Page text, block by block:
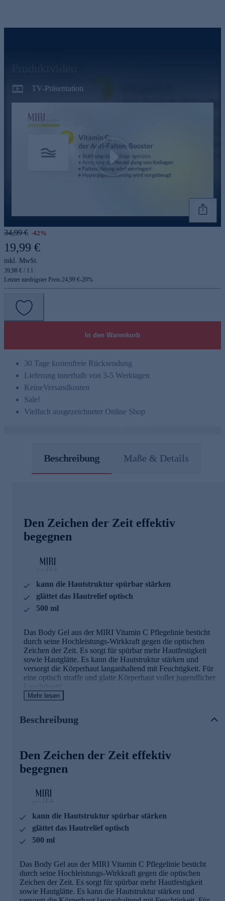
TV-Präsentation
Play
34,99 € -42%
19,99 €
inkl. MwSt.
39,98 € / 1 l
Letzter niedrigster Preis:24,99 €-20%
In den Warenkorb
30 Tage kostenfreie Rücksendung
Lieferung innerhalb von 3-5 Werktagen
KeineVersandkosten
Sale!
Vielfach ausgezeichneter Online Shop
Beschreibung Maße & Details
Den Zeichen der Zeit effektiv
begegnen
kann die Hautstruktur spürbar stärken
glättet das Hautrelief optisch
500 ml
Das Body Gel aus der MIRI Vitamin C Pflegelinie besticht
durch seine Hochleistungs-Wirkkraft gegen die optischen
Zeichen der Zeit. Es sorgt für spürbar mehr Hautfestigkeit
sowie Hautglätte. Es kann die Hautstruktur stärken und
versorgt die Körperhaut langanhaltend mit Feuchtigkeit. Für
eine optisch straffe und glatte Körperhaut voller jugendlicher
Leuchtkraft!
Der Hauptwirkstoff Nocturshape reduziert die
Dadurch sorgt es für spürbar mehr Hautfestigkeit. Das
Hautstruktur gestärkt!
Das enthaltene Sonnenblumenöl ist ein mild pflegendes und
leichtes Öl, das die Haut mit wichtiger Feuchtigkeit versorgt.
E und ungesättigten Fettsäuren zu sein.
Rezeptur mit wertvollen Wirkstoffen
stabiles und aktives Vitamin C, bestehend aus 3
synergistischen Komponenten
Gold Mikropartikel
Mehr lesen
Beschreibung
Den Zeichen der Zeit effektiv
begegnen
kann die Hautstruktur spürbar stärken
glättet das Hautrelief optisch
500 ml
Das Body Gel aus der MIRI Vitamin C Pflegelinie besticht
durch seine Hochleistungs-Wirkkraft gegen die optischen
Zeichen der Zeit. Es sorgt für spürbar mehr Hautfestigkeit
sowie Hautglätte. Es kann die Hautstruktur stärken und